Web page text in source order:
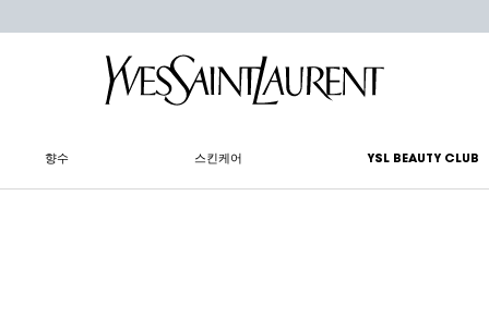
향수 스킨케어 YSL BEAUTY CLUB